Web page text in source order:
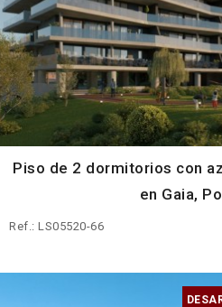
Piso de 2 dormitorios con
en Gaia,
Ref.: LS05520-66